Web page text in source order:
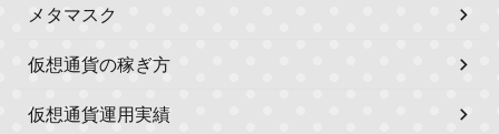
メタマスク
仮想通貨の稼ぎ方
仮想通貨運用実績